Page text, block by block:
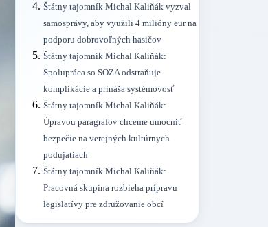
Štátny tajomník Michal Kaliňák vyzval
samosprávy, aby využili 4 milióny eur na
podporu dobrovoľných hasičov
Štátny tajomník Michal Kaliňák:
Spolupráca so SOZA odstraňuje
komplikácie a prináša systémovosť
Štátny tajomník Michal Kaliňák:
Úpravou paragrafov chceme umocniť
bezpečie na verejných kultúrnych
podujatiach
Štátny tajomník Michal Kaliňák:
Pracovná skupina rozbieha prípravu
legislatívy pre združovanie obcí